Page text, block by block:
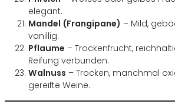
elegant.
Mandel (Frangipane) – Mild,
vanillig.
Pflaume – Trockenfrucht,
Reifung verbunden.
Walnuss – Trocken, manchmal
gereifte Weine.